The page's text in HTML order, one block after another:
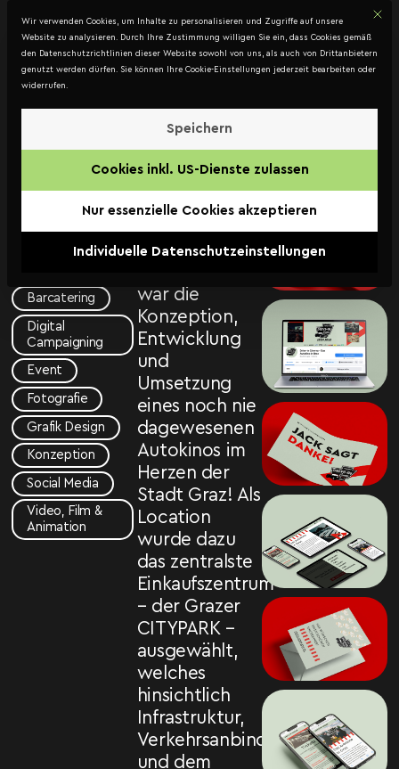
Kontakt
Drive-In
Autokino
,Der
Barcatering
Digital
Campaigning
Event
Fotografie
Grafik Design
Konzeption
Social Media
Video, Film &
Animation
Die
und
gleichzeitige
Zielsetzung
war die
Konzeption,
Entwicklung
und
Umsetzung
eines noch nie
dagewesenen
Autokinos im
Herzen der
Stadt Graz! Als
Location
wurde dazu
das zentralste
Einkaufszentrum
– der Grazer
CITYPARK –
ausgewählt,
welches
hinsichtlich
Infrastruktur,
Verkehrsanbindung
und dem
Mit
DATENSCHUTZ
Wir verwenden Cookies, um Inhalte zu personalisieren und Zugriffe auf unsere
Website zu analysieren. Durch Ihre Zustimmung willigen Sie ein, dass Cookies gemäß
den Datenschutzrichtlinien dieser Website sowohl von uns, als auch von Drittanbietern
genutzt werden dürfen. Sie können Ihre Cookie-Einstellungen jederzeit bearbeiten oder
widerrufen.
Speichern
Cookies inkl. US-Dienste zulassen
Nur essenzielle Cookies akzeptieren
Individuelle Datenschutzeinstellungen